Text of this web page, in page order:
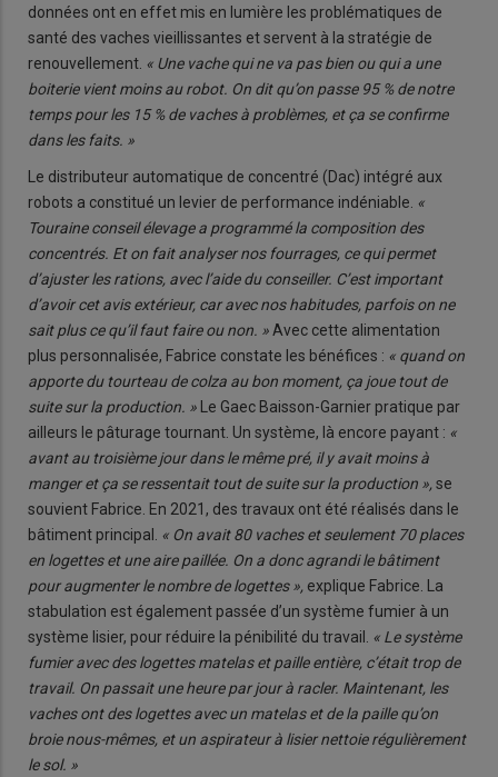
données ont en effet mis en lumière les problématiques de
santé des vaches vieillissantes et servent à la stratégie de
renouvellement. « Une vache qui ne va pas bien ou qui a une
boiterie vient moins au robot. On dit qu’on passe 95 % de notre
temps pour les 15 % de vaches à problèmes, et ça se confirme
dans les faits. »
Le distributeur automatique de concentré (Dac) intégré aux
robots a constitué un levier de performance indéniable. «
Touraine conseil élevage a programmé la composition des
concentrés. Et on fait analyser nos fourrages, ce qui permet
d’ajuster les rations, avec l’aide du conseiller. C’est important
d’avoir cet avis extérieur, car avec nos habitudes, parfois on ne
sait plus ce qu’il faut faire ou non. »Avec cette alimentation
plus personnalisée, Fabrice constate les bénéfices : « quand on
apporte du tourteau de colza au bon moment, ça joue tout de
suite sur la production. » Le Gaec Baisson-Garnier pratique par
ailleurs le pâturage tournant. Un système, là encore payant : «
avant au troisième jour dans le même pré, il y avait moins à
manger et ça se ressentait tout de suite sur la production », se
souvient Fabrice. En 2021, des travaux ont été réalisés dans le
bâtiment principal. « On avait 80 vaches et seulement 70 places
en logettes et une aire paillée. On a donc agrandi le bâtiment
pour augmenter le nombre de logettes », explique Fabrice. La
stabulation est également passée d’un système fumier à un
système lisier, pour réduire la pénibilité du travail. « Le système
fumier avec des logettes matelas et paille entière, c’était trop de
travail. On passait une heure par jour à racler. Maintenant, les
vaches ont des logettes avec un matelas et de la paille qu’on
broie nous-mêmes, et un aspirateur à lisier nettoie régulièrement
le sol. »